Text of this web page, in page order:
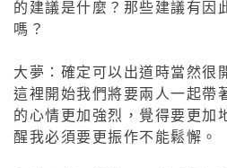
的建議是什麼？那些建議有因
嗎？
大夢：確定可以出道時當然很
這裡開始我們將要兩人一起帶
的心情更加強烈，覺得要更加
醒我必須要更振作不能鬆懈。